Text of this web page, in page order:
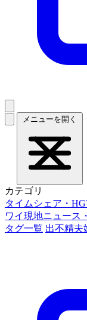
メニューを開く
カテゴリ
タイムシェア・
ワイ現地ニュース
タグ一覧 出不精夫